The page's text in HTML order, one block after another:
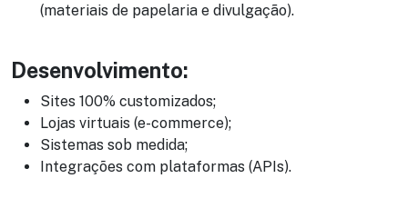
(materiais de papelaria e divulgação).
Desenvolvimento:
Sites 100% customizados;
Lojas virtuais (e-commerce);
Sistemas sob medida;
Integrações com plataformas (APIs).